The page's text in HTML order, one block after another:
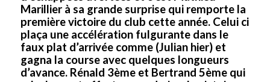
Marillier à sa grande surprise qui remporte la
première victoire du club cette année. Celui ci
plaça une accélération fulgurante dans le
faux plat d’arrivée comme (Julian hier) et
gagna la course avec quelques longueurs
d’avance. Rénald 3ème et Bertrand 5ème qui